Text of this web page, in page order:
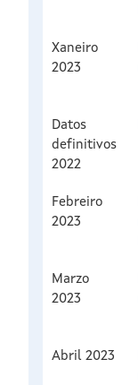
Xaneiro
2023
Datos
definitivos
2022
Febreiro
2023
Marzo
2023
Abril 2023